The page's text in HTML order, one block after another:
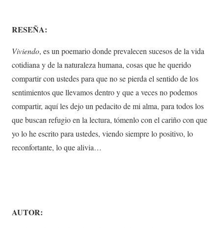
RESEÑA:
Viviendo, es un poemario donde prevalecen sucesos de la vida
cotidiana y de la naturaleza humana, cosas que he querido
compartir con ustedes para que no se pierda el sentido de los
sentimientos que llevamos dentro y que a veces no podemos
compartir, aquí les dejo un pedacito de mi alma, para todos los
que buscan refugio en la lectura, tómenlo con el cariño con que
yo lo he escrito para ustedes, viendo siempre lo positivo, lo
reconfortante, lo que alivia…
AUTOR: